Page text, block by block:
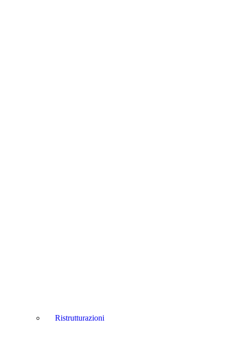
Ristrutturazioni